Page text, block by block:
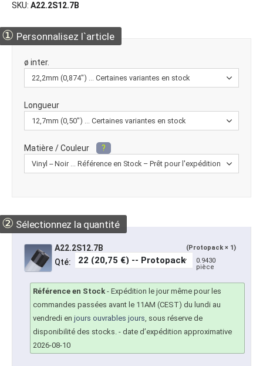
SKU A22.2S12.7B
① Personnalisez l`article
ø inter.
Longueur
Matière / Couleur ?
② Sélectionnez la quantité
A22.2S12.7B (Protopack × 1)
Qté:
0.9430
pièce
Référence en Stock - Expédition le jour même pour les
commandes passées avant le 11AM (CEST) du lundi au
vendredi en jours ouvrables jours, sous réserve de
disponibilité des stocks. - date d’expédition approximative
2026-08-10